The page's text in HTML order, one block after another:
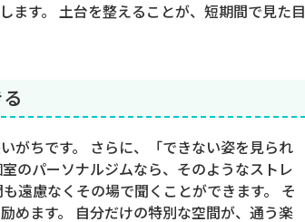
ます。 土台を整えることが、短期間で見た目
がちです。 さらに、「できない姿を見られ
のパーソナルジムなら、そのようなストレ
遠慮なくその場で聞くことができます。 そ
めます。 自分だけの特別な空間が、通う楽